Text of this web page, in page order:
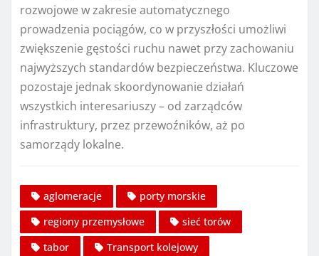
rozwojowe w zakresie automatycznego
prowadzenia pociągów, co w przyszłości umożliwi
zwiększenie gęstości ruchu nawet przy zachowaniu
najwyższych standardów bezpieczeństwa. Kluczowe
pozostaje jednak skoordynowanie działań
wszystkich interesariuszy – od zarządców
infrastruktury, przez przewoźników, aż po
samorządy lokalne.
aglomeracje
porty morskie
regiony przemysłowe
sieć torów
tabor
Transport kolejowy